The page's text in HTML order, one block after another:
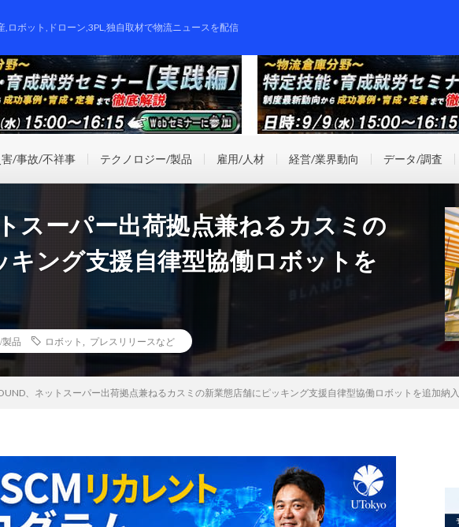
,ロボット,ドローン,3PL,独自取材で物流ニュースを配信
害/事故/不祥事 テクノロジー/製品 雇用/人材 経営/業界動向 データ/調査
スーパー出荷拠点兼ねるカスミの
キング支援自律型協働ロボットを
製品 ロボット プレスリリースなど
、ネットスーパー出荷拠点兼ねるカスミの新業態店舗にピッキング支援自律型協働ロボットを追加納入